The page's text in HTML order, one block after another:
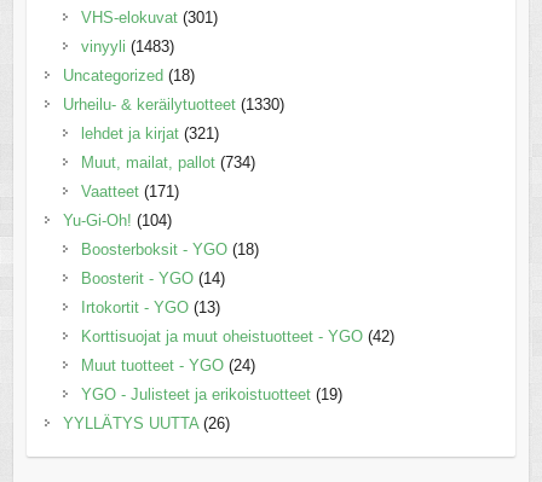
VHS-elokuvat (301)
vinyyli (1483)
Uncategorized (18)
Urheilu- & keräilytuotteet (1330)
lehdet ja kirjat (321)
Muut, mailat, pallot (734)
Vaatteet (171)
Yu-Gi-Oh! (104)
Boosterboksit - YGO (18)
Boosterit - YGO (14)
Irtokortit - YGO (13)
Korttisuojat ja muut oheistuotteet - YGO (42)
Muut tuotteet - YGO (24)
YGO - Julisteet ja erikoistuotteet (19)
YYLLÄTYS UUTTA (26)